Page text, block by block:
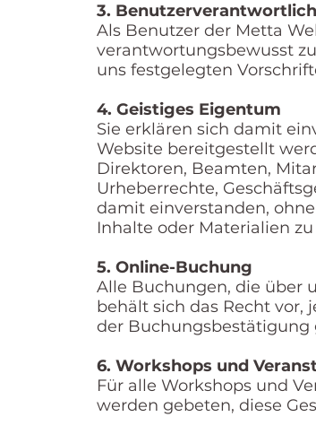
3.
Als Benutzer der Metta
verantwortungsbewusst
uns festgelegten
4. Geistiges Eigentum
Sie erklären sich damit
Website bereitgestellt
Direktoren, Beamten,
Urheberrechte,
damit einverstanden,
Inhalte oder Materialien
5. Online-Buchung
Alle Buchungen, die über
behält sich das Recht vor,
der Buchungsbestätigung
6. Workshops und
Für alle Workshops und
werden gebeten, diese